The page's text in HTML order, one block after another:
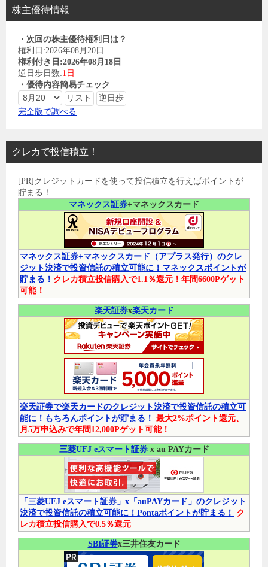
株主優待情報
・次回の株主優待権利日は？
権利日:2026年08月20日
権利付き日:2026年08月18日
逆日歩日数:1日
・優待内容簡易チェック
完全版で調べる
クレカで投信積立！
[PR]クレジットカードを使って投信積立を行えばポイントが
貯まる！
マネックス証券+マネックスカード
マネックス証券+マネックスカード（アプラス発行）のクレ
ジット決済で投資信託の積立可能に！マネックスポイントが
貯まる！ クレカ積立投信購入で1.1％還元！年間6600Pゲット
可能！
楽天証券x楽天カード
楽天証券で楽天カードのクレジット決済で投資信託の積立可
能に！もちろんポイントが貯まる！ 最大2%ポイント還元、
月5万申込みで年間12,000Pゲット可能！
三菱UFJ eスマート証券x au PAYカード
「三菱UFJ eスマート証券」x「auPAYカード」のクレジット
決済で投資信託の積立可能に！Pontaポイントが貯まる！
ク
レカ積立投信購入で0.5％還元
SBI証券x三井住友カード